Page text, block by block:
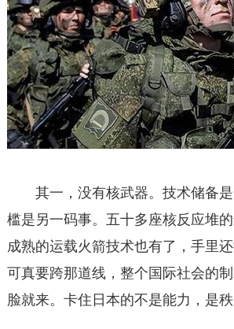
其一，没有核武器。技术储备
槛是另一码事。五十多座核反应堆的
成熟的运载火箭技术也有了，手里还
可真要跨那道线，整个国际社会的
脸就来。卡住日本的不是能力，是秩